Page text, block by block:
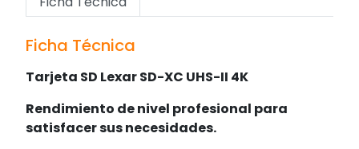
Ficha Técnica
Tarjeta SD Lexar SD-XC UHS-II 4K
Rendimiento de nivel profesional para
satisfacer sus necesidades.